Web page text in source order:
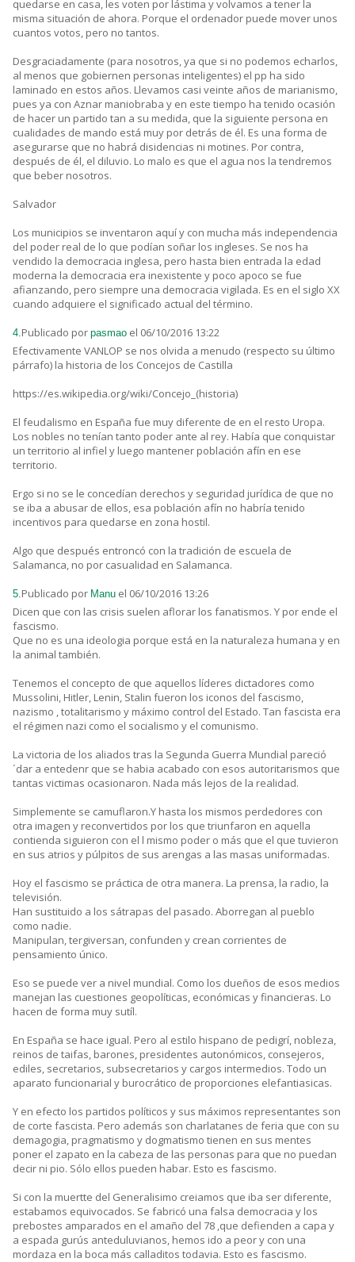
quedarse en casa, les voten por lástima y volvamos a tener la
misma situación de ahora. Porque el ordenador puede mover unos
cuantos votos, pero no tantos.
Desgraciadamente (para nosotros, ya que si no podemos echarlos,
al menos que gobiernen personas inteligentes) el pp ha sido
laminado en estos años. Llevamos casi veinte años de marianismo,
pues ya con Aznar maniobraba y en este tiempo ha tenido ocasión
de hacer un partido tan a su medida, que la siguiente persona en
cualidades de mando está muy por detrás de él. Es una forma de
asegurarse que no habrá disidencias ni motines. Por contra,
después de él, el diluvio. Lo malo es que el agua nos la tendremos
que beber nosotros.
Salvador
Los municipios se inventaron aquí y con mucha más independencia
del poder real de lo que podían soñar los ingleses. Se nos ha
vendido la democracia inglesa, pero hasta bien entrada la edad
moderna la democracia era inexistente y poco apoco se fue
afianzando, pero siempre una democracia vigilada. Es en el siglo XX
cuando adquiere el significado actual del término.
4. Publicado por pasmao el 06/10/2016 13:22
Efectivamente VANLOP se nos olvida a menudo (respecto su último
párrafo) la historia de los Concejos de Castilla
https://es.wikipedia.org/wiki/Concejo_(historia)
El feudalismo en España fue muy diferente de en el resto Uropa.
Los nobles no tenían tanto poder ante al rey. Había que conquistar
un territorio al infiel y luego mantener población afín en ese
territorio.
Ergo si no se le concedían derechos y seguridad jurídica de que no
se iba a abusar de ellos, esa población afín no habría tenido
incentivos para quedarse en zona hostil.
Algo que después entroncó con la tradición de escuela de
Salamanca, no por casualidad en Salamanca.
5. Publicado por Manu el 06/10/2016 13:26
Dicen que con las crisis suelen aflorar los fanatismos. Y por ende el
fascismo.
Que no es una ideologia porque está en la naturaleza humana y en
la animal también.
Tenemos el concepto de que aquellos líderes dictadores como
Mussolini, Hitler, Lenin, Stalin fueron los iconos del fascismo,
nazismo , totalitarismo y máximo control del Estado. Tan fascista era
el régimen nazi como el socialismo y el comunismo.
La victoria de los aliados tras la Segunda Guerra Mundial pareció
´dar a entedenr que se habia acabado con esos autoritarismos que
tantas victimas ocasionaron. Nada más lejos de la realidad.
Simplemente se camuflaron.Y hasta los mismos perdedores con
otra imagen y reconvertidos por los que triunfaron en aquella
contienda siguieron con el l mismo poder o más que el que tuvieron
en sus atrios y púlpitos de sus arengas a las masas uniformadas.
Hoy el fascismo se práctica de otra manera. La prensa, la radio, la
televisión.
Han sustituido a los sátrapas del pasado. Aborregan al pueblo
como nadie.
Manipulan, tergiversan, confunden y crean corrientes de
pensamiento único.
Eso se puede ver a nivel mundial. Como los dueños de esos medios
manejan las cuestiones geopolíticas, económicas y financieras. Lo
hacen de forma muy sutíl.
En España se hace igual. Pero al estilo hispano de pedigrí, nobleza,
reinos de taifas, barones, presidentes autonómicos, consejeros,
ediles, secretarios, subsecretarios y cargos intermedios. Todo un
aparato funcionarial y burocrático de proporciones elefantiasicas.
Y en efecto los partidos políticos y sus máximos representantes son
de corte fascista. Pero además son charlatanes de feria que con su
demagogia, pragmatismo y dogmatismo tienen en sus mentes
poner el zapato en la cabeza de las personas para que no puedan
decir ni pio. Sólo ellos pueden habar. Esto es fascismo.
Si con la muertte del Generalisimo creiamos que iba ser diferente,
estabamos equivocados. Se fabricó una falsa democracia y los
prebostes amparados en el amaño del 78 ,que defienden a capa y
a espada gurús anteduluvianos, hemos ido a peor y con una
mordaza en la boca más calladitos todavia. Esto es fascismo.